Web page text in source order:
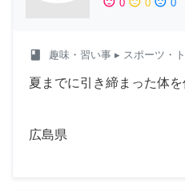
0 0 0
class 趣味・習い事 ▸ スポーツ・
夏までに引き締まった体
広島県